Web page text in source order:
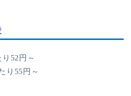
52円～
り55円～